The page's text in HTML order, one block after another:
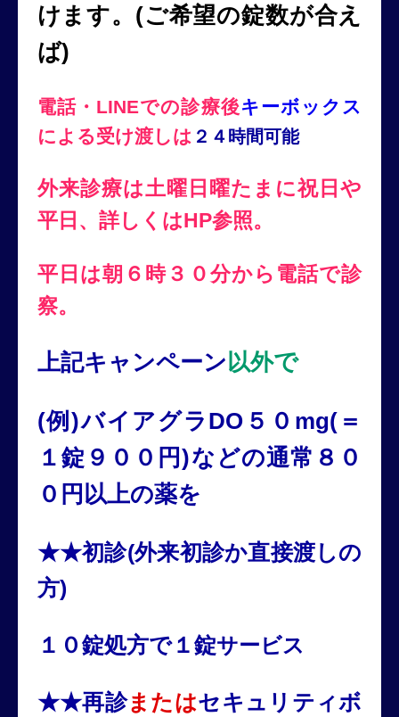
けます。(ご希望の錠数が合え
ば)
電話・LINEでの診療後キーボックス
による受け渡しは ２４時間可能
外来診療は土曜日曜たまに祝日や
平日、詳しくはHP参照。
平日は朝６時３０分から電話で診
察。
上記キャンペーン以外で
(例)バイアグラDO５０mg(＝
１錠９００円)などの通常８０
０円以上の薬を
★★初診(外来初診か直接渡しの
方)
１０錠処方で１錠サービス
★★再診またはセキュリティボ